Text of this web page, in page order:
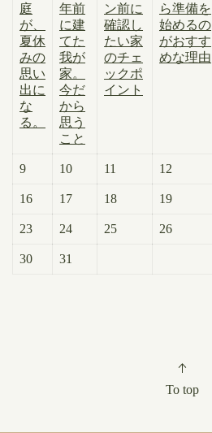
庭
が、
夏休
みの
思い
出に
な
る。
年前
に建
てた
我が
家。
今だ
から
思う
こと
ン前に
確認し
たい家
のチェ
ックポ
イント
ら準備を
始めるの
がおすす
めな理由
9 10 11 12
16 17 18 19
23 24 25 26
30 31
To top